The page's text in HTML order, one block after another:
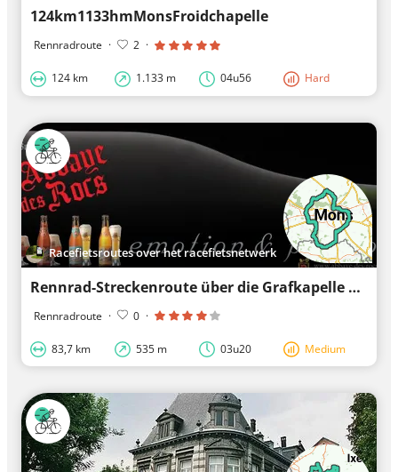
124km1133hmMonsFroidchapelle
Rennradroute · 2 ·
124 km 1.133 m 04u56 Hard
Racefietsroutes over het racefietsnetwerk
Rennrad-Streckenroute über die Grafkapelle der Herren von Boussu
Rennradroute · 0 ·
83,7 km 535 m 03u20 Medium